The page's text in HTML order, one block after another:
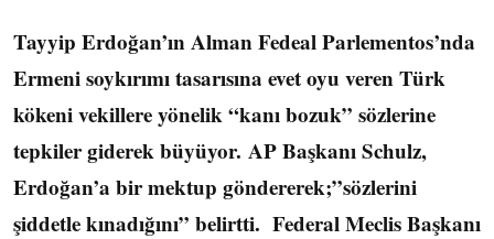
Tayyip Erdoğan’ın Alman Fedeal Parlementos’nda
Ermeni soykırımı tasarısına evet oyu veren Türk
kökeni vekillere yönelik “kanı bozuk” sözlerine
tepkiler giderek büyüyor. AP Başkanı Schulz,
Erdoğan’a bir mektup göndererek;”sözlerini
şiddetle kınadığını” belirtti. Federal Meclis Başkanı